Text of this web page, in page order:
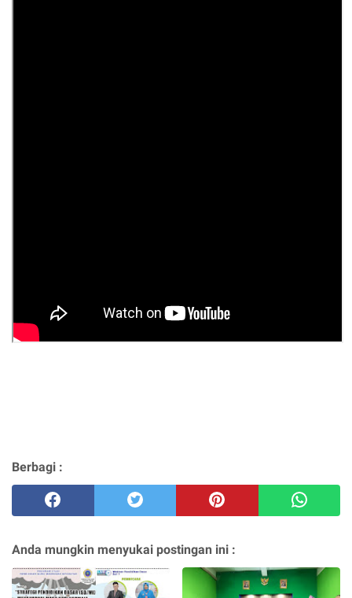
Berbagi :
Anda mungkin menyukai postingan ini :